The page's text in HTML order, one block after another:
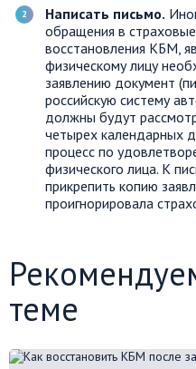
Написать письмо.
обращения в
восстановления КБМ,
физическому лицу
заявлению документ
российскую систему
должны будут
четырех календарных
процесс по
физического лица. К
прикрепить копию
проигнорировала
теме